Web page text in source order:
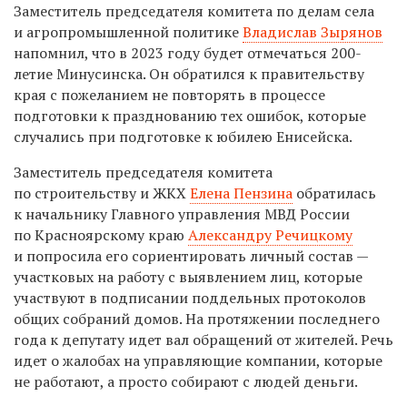
Заместитель председателя комитета по делам села
и агропромышленной политикеВладислав Зырянов
напомнил, что в 2023 году будет отмечаться 200-
летие Минусинска. Он обратился к правительству
края с пожеланием не повторять в процессе
подготовки к празднованию тех ошибок, которые
случались при подготовке к юбилею Енисейска.
Заместитель председателя комитета
по строительству и ЖКХЕлена Пензина обратилась
к начальнику Главного управления МВД России
по Красноярскому краю Александру Речицкому
и попросила его сориентировать личный состав —
участковых на работу с выявлением лиц, которые
участвуют в подписании поддельных протоколов
общих собраний домов. На протяжении последнего
года к депутату идет вал обращений от жителей. Речь
идет о жалобах на управляющие компании, которые
не работают, а просто собирают с людей деньги.